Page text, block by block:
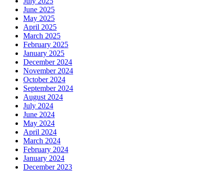
June 2025
May 2025
April 2025
March 2025
February 2025
January 2025
December 2024
November 2024
October 2024
September 2024
August 2024
July 2024
June 2024
May 2024
April 2024
March 2024
February 2024
January 2024
December 2023